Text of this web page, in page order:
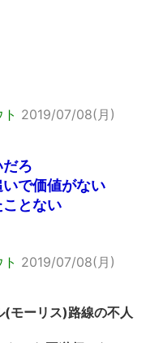
2019/07/08(月)
ろ
で価値がない
とない
2019/07/08(月)
モーリス)路線の不人